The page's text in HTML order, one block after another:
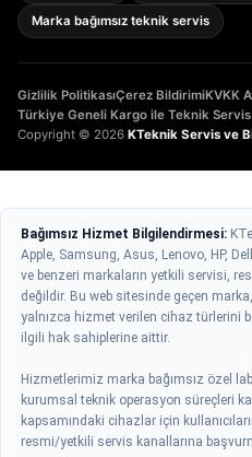
Marka bağımsız teknik servis
Copyright © 2026 KTeknik Servis ve
Gizlilik PolitikasıÇerez BildirimiKVKK
Türkiye Geneli Kargo ile Teknik Servis
Bağımsız Hizmet Bilgilendirmesi:
Apple, Samsung, Asus, Lenovo, HP,
ve benzeri markaların yetkili servisi,
değildir. Bu web sitesinde geçen
yalnızca hizmet verilen cihaz türlerini
ilgili hak sahiplerine aittir.
Hizmetlerimiz marka bağımsız özel
kurumsal teknik operasyon süreçleri
kapsamındaki cihazlar için
resmi/yetkili servis kanallarına